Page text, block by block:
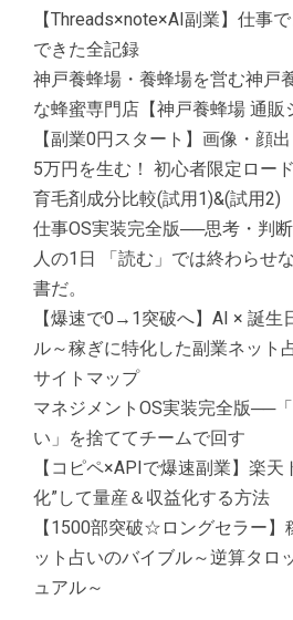
【Threads×note×AI副業】仕事
できた全記録
神戸養蜂場・養蜂場を営む神戸
な蜂蜜専門店【神戸養蜂場 通販
【副業0円スタート】画像・顔
5万円を生む！ 初心者限定ロー
育毛剤成分比較(試用1)&(試用2)
仕事OS実装完全版──思考・判
人の1日 「読む」では終わらせ
書だ。
【爆速で0→1突破へ】AI × 誕生
ル～稼ぎに特化した副業ネット
サイトマップ
マネジメントOS実装完全版──
い」を捨ててチームで回す
【コピペ×APIで爆速副業】楽天
化”して量産＆収益化する方法
【1500部突破☆ロングセラー
ット占いのバイブル～逆算タロ
ュアル～